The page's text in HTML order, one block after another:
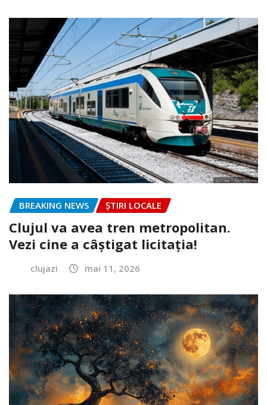
BREAKING NEWS ȘTIRI LOCALE
Clujul va avea tren metropolitan.
Vezi cine a câștigat licitația!
clujazi mai 11, 2026